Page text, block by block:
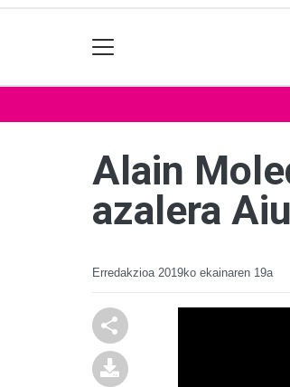
Alain
azalera
Erredakzioa 2019ko ekainaren 19a